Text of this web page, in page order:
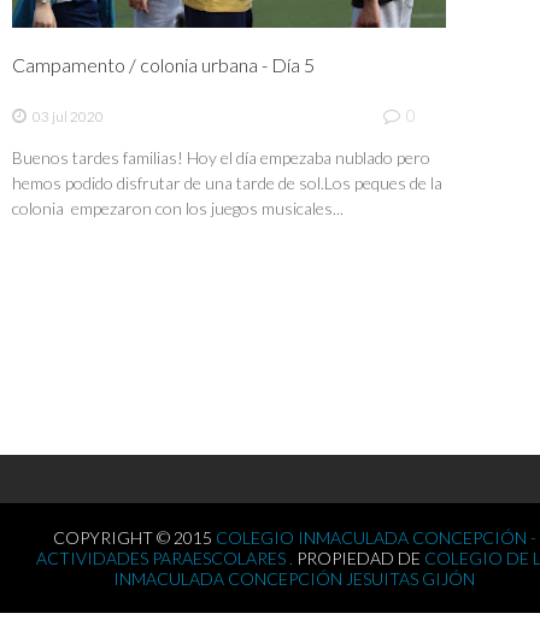
Campamento / colonia urbana - Día 5
03 jul 2020 0
Buenos tardes familias! Hoy el día empezaba nublado pero
hemos podido disfrutar de una tarde de sol.Los peques de la
colonia empezaron con los juegos musicales...
COPYRIGHT © 2015 COLEGIO INMACULADA CONCEPCIÓN -
ACTIVIDADES PARAESCOLARES . PROPIEDAD DE COLEGIO DE
INMACULADA CONCEPCIÓN JESUITAS GIJÓN